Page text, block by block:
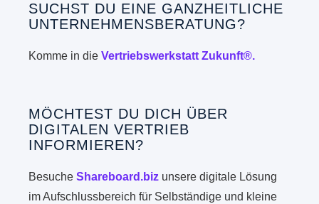
SUCHST DU EINE GANZHEITLICHE
UNTERNEHMENSBERATUNG?
Komme in dieVertriebswerkstatt Zukunft®.
MÖCHTEST DU DICH ÜBER
DIGITALEN VERTRIEB
INFORMIEREN?
BesucheShareboard.biz unsere digitale Lösung
im Aufschlussbereich für Selbständige und kleine